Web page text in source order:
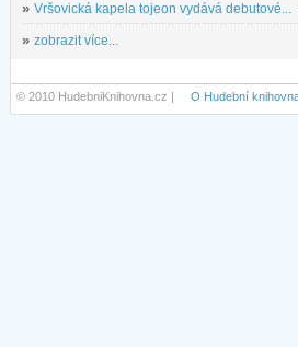
» Vršovická kapela tojeon vydává debutové...
» zobrazit více...
© 2010 HudebniKnihovna.cz | O Hudební